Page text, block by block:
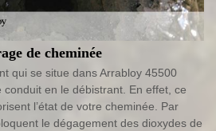
de cheminée
qui se situe dans Arrabloy 45500
conduit en le débistrant. En effet, ce
l’état de votre cheminée. Par
le dégagement des dioxydes de